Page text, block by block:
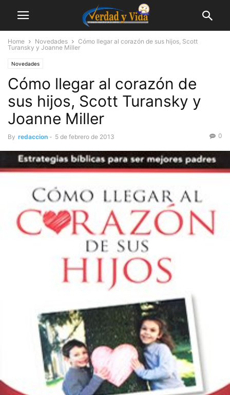
Home Novedades
Cómo llegar al corazón de sus hijos, Scott
Turansky y Joanne Miller
Novedades
Cómo llegar al corazón de
sus hijos, Scott Turansky y
Joanne Miller
By redaccion - 5 de febrero de 2013 0